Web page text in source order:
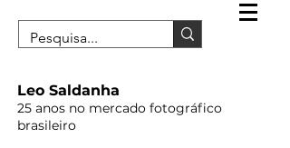
Leo Saldanha
25 anos no mercado fotográfico
brasileiro